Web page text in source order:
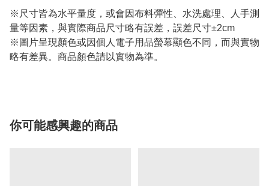
※尺寸皆為水平量度，或會因布料彈性、水洗處理、人手測
量等因素，與實際商品尺寸略有誤差，誤差尺寸±2cm
※圖片呈現顏色或因個人電子用品螢幕顯色不同，而與實物
略有差異。商品顏色請以實物為準。
你可能感興趣的商品